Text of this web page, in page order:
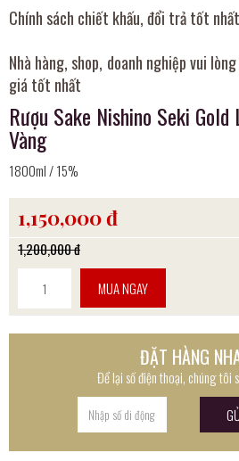
Chính sách chiết khấu, đổi trả tốt
Nhà hàng, shop, doanh nghiệp vui
giá tốt nhất
Rượu Sake Nishino Seki
Vàng
1800ml / 15%
1,150,000 đ
1,200,000 đ
MUA NGAY
ĐẶT HÀNG
Để lại số điện thoại, chúng tôi